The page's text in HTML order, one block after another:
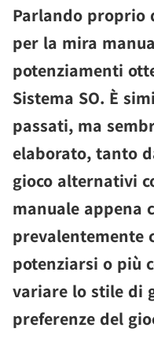
Parlando proprio
per la mira
potenziamenti
Sistema SO. È
passati, ma
elaborato, tanto
gioco alternativi
manuale appena
prevalentemente
potenziarsi o più
variare lo stile di
preferenze del